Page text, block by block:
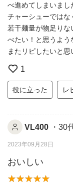
べ進めてしまいまし
チャーシューではな
若干麺量が物足り
べたい！と思うよう
またリピしたいと思
1
役に立った レ
VL400 ・30
2023年09月28日
おいしい